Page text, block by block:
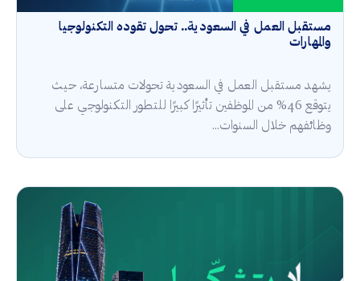
مستقبل العمل في السعودية.. تحول تقوده التكنولوجيا
والمهارات
يشهد مستقبل العمل في السعودية تحولات متسارعة، حيث
يتوقع 46% من الموظفين تأثيرًا كبيرًا للتطور التكنولوجي على
وظائفهم خلال السنوات...